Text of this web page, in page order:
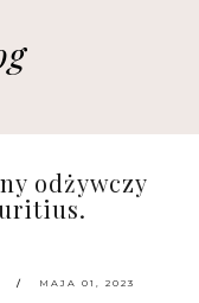
odżywczy
MAJA 01, 2023